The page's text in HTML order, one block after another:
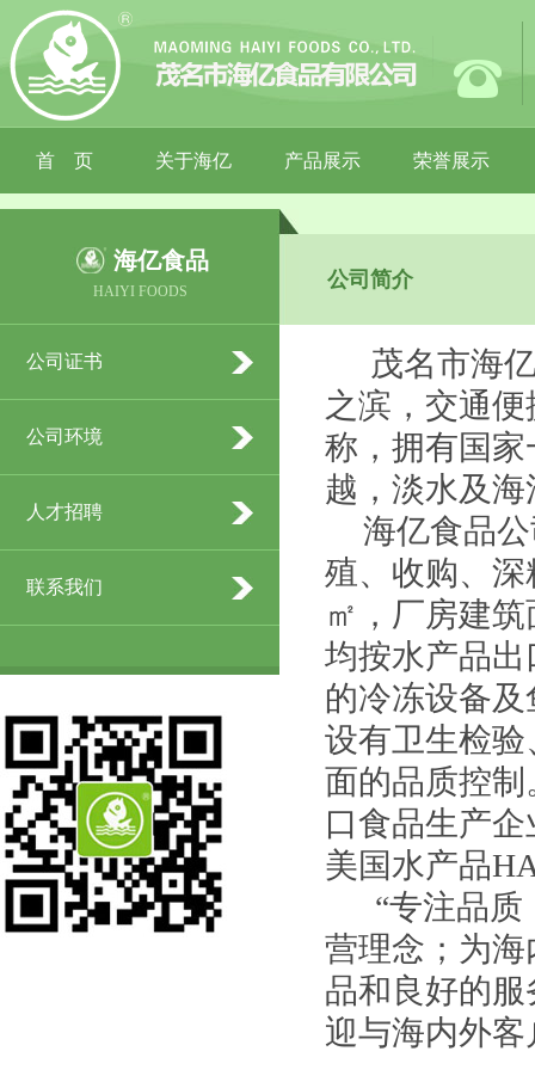
首 页 关于海亿 产品展示 荣誉展示
海亿食品
HAIYI FOODS 公司简介
公司证书
公司环境
人才招聘
联系我们
茂名市海
之滨，交通
称，拥有国
越，淡水及
海亿食品
殖、收购、深
㎡，厂房建
均按水产品
的冷冻设备
设有卫生检
面的品质控
口食品生产
美国水产品
“专注品质
营理念；为
品和良好的
迎与海内外